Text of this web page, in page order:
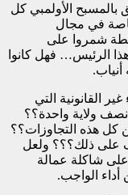
بالمسبح الأولمبي كل
في مجال
شمروا على
الرئيس… فهل كانوا
القانونية التي
نصف ولاية واحدة؟؟
كل هذه التجاوزات؟؟
على ذلك؟؟؟ ولعل
على شاكلة عمالة
الواجب.